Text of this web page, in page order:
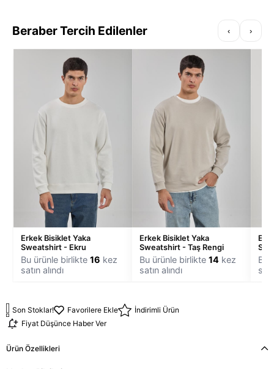
Beraber Tercih Edilenler ‹ ›
Erkek Bisiklet Yaka
Sweatshirt - Ekru
Bu ürünle birlikte 16 kez
satın alındı
Erkek Bisiklet Yaka
Sweatshirt - Taş Rengi
Bu ürünle birlikte 14kez
satın alındı
Bu
Son Stoklar! Favorilere Ekle
İndirimli Ürün
Fiyat Düşünce Haber Ver
Ürün Özellikleri